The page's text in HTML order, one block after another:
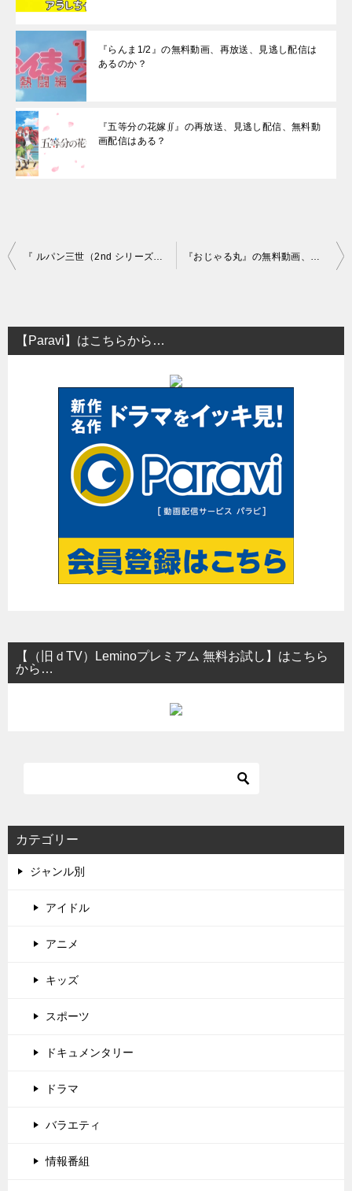
『らんま1/2』の無料動画、再放送、見逃し配信は
あるのか？
『五等分の花嫁∬』の再放送、見逃し配信、無料動
画配信はある？
投
ビ
ゲ
『 ルパン三世（2nd シリーズ）』の無料動画、再放送、見逃し配信はあるのか？ 『おじゃる丸』の無料動画、再放送、見逃し配信はあるのか？
【Paravi】はこちらから…
【（旧ｄTV）Leminoプレミアム 無料お試し】はこちら
から…
カテゴリー
ジャンル別
アイドル
アニメ
キッズ
スポーツ
ドキュメンタリー
ドラマ
バラエティ
情報番組